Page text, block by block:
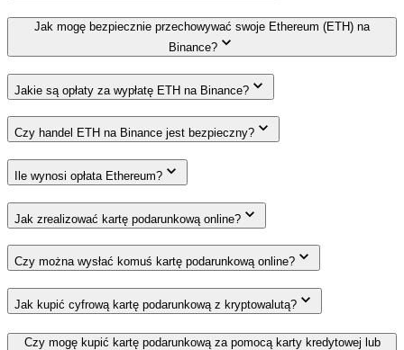
Jak mogę bezpiecznie przechowywać swoje Ethereum (ETH) na
Binance?
Jakie są opłaty za wypłatę ETH na Binance?
Czy handel ETH na Binance jest bezpieczny?
Ile wynosi opłata Ethereum?
Jak zrealizować kartę podarunkową online?
Czy można wysłać komuś kartę podarunkową online?
Jak kupić cyfrową kartę podarunkową z kryptowalutą?
Czy mogę kupić kartę podarunkową za pomocą karty kredytowej lub